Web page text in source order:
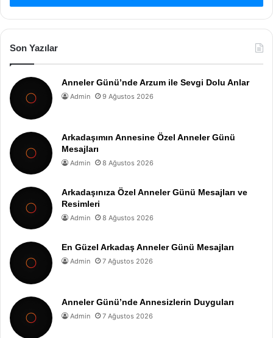
Son Yazılar
Anneler Günü’nde Arzum ile Sevgi Dolu Anlar
Admin 9 Ağustos 2026
Arkadaşımın Annesine Özel Anneler Günü
Mesajları
Admin 8 Ağustos 2026
Arkadaşınıza Özel Anneler Günü Mesajları ve
Resimleri
Admin 8 Ağustos 2026
En Güzel Arkadaş Anneler Günü Mesajları
Admin 7 Ağustos 2026
Anneler Günü’nde Annesizlerin Duyguları
Admin 7 Ağustos 2026